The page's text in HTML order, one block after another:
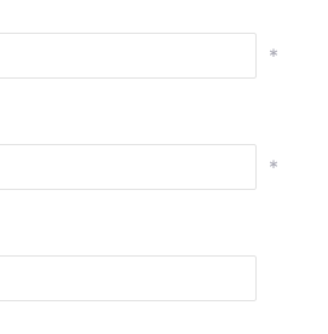
*
*